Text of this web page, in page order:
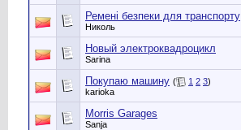
Ремені безпеки для транспорту
Николь
Новый электроквадроцикл
Sarina
Покупаю машину ( 1 2 3)
karioka
Morris Garages
Sanja